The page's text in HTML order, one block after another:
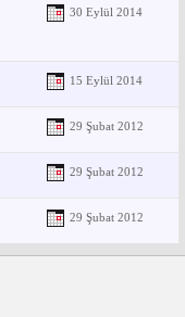
30 Eylül 2014
15 Eylül 2014
29 Şubat 2012
29 Şubat 2012
29 Şubat 2012